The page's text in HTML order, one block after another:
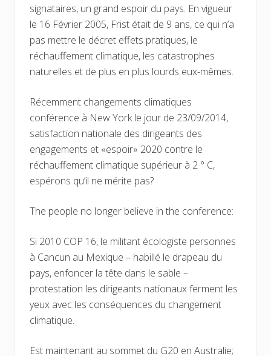
signataires, un grand espoir du pays. En vigueur
le 16 Février 2005, Frist était de 9 ans, ce qui n’a
pas mettre le décret effets pratiques, le
réchauffement climatique, les catastrophes
naturelles et de plus en plus lourds eux-mêmes.
Récemment changements climatiques
conférence à New York le jour de 23/09/2014,
satisfaction nationale des dirigeants des
engagements et «espoir» 2020 contre le
réchauffement climatique supérieur à 2 ° C,
espérons qu’il ne mérite pas?
The people no longer believe in the conference:
Si 2010 COP 16, le militant écologiste personnes
à Cancun au Mexique – habillé le drapeau du
pays, enfoncer la tête dans le sable –
protestation les dirigeants nationaux ferment les
yeux avec les conséquences du changement
climatique.
Est maintenant au sommet du G20 en Australie;